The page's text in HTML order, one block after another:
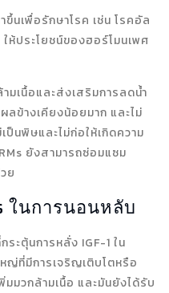
นเพื่อรักษาโรค เช่น โรคอัล
ห้ประโยชน์ของฮอร์โมนเพศ
มเนื้อและส่งเสริมการลดน้ำ
ข้างเคียงน้อยมาก และไม่
นพิษและไม่ก่อให้เกิดความ
ยังสามารถซ่อมแซม
ย
ในการนอนหลับ
ะตุ้นการหลั่ง IGF-1 ใน
ญ่ที่มีการเจริญเติบโตหรือ
มวกล้ามเนื้อ และมันยังได้รับ